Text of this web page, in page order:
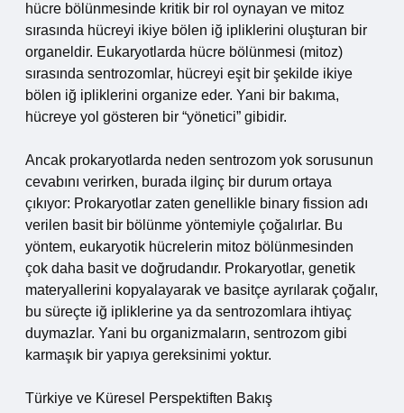
hücre bölünmesinde kritik bir rol oynayan ve mitoz
sırasında hücreyi ikiye bölen iğ ipliklerini oluşturan bir
organeldir. Eukaryotlarda hücre bölünmesi (mitoz)
sırasında sentrozomlar, hücreyi eşit bir şekilde ikiye
bölen iğ ipliklerini organize eder. Yani bir bakıma,
hücreye yol gösteren bir “yönetici” gibidir.
Ancak prokaryotlarda neden sentrozom yok sorusunun
cevabını verirken, burada ilginç bir durum ortaya
çıkıyor: Prokaryotlar zaten genellikle binary fission adı
verilen basit bir bölünme yöntemiyle çoğalırlar. Bu
yöntem, eukaryotik hücrelerin mitoz bölünmesinden
çok daha basit ve doğrudandır. Prokaryotlar, genetik
materyallerini kopyalayarak ve basitçe ayrılarak çoğalır,
bu süreçte iğ ipliklerine ya da sentrozomlara ihtiyaç
duymazlar. Yani bu organizmaların, sentrozom gibi
karmaşık bir yapıya gereksinimi yoktur.
Türkiye ve Küresel Perspektiften Bakış